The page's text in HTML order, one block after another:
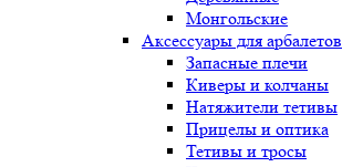
Монгольские
Аксессуары для арбалетов
Запасные плечи
Киверы и колчаны
Натяжители тетивы
Прицелы и оптика
Тетивы и тросы